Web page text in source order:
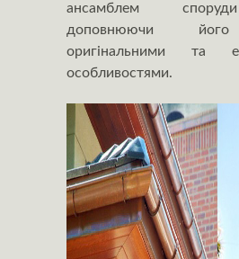
ансамблем
доповнюючи його
оригінальними та
особливостями.